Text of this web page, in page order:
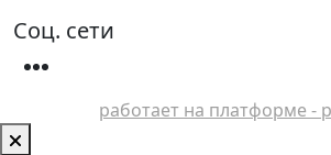
Соц. сети
работает на платформе -